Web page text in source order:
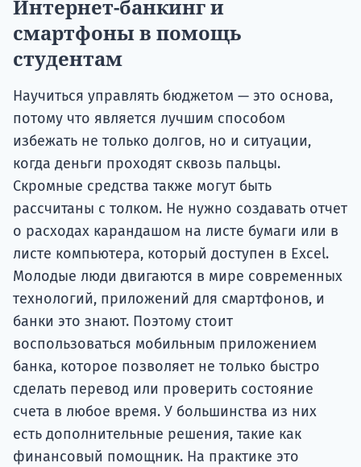
Интернет-банкинг и
смартфоны в помощь
студентам
Научиться управлять бюджетом — это основа,
потому что является лучшим способом
избежать не только долгов, но и ситуации,
когда деньги проходят сквозь пальцы.
Скромные средства также могут быть
рассчитаны с толком. Не нужно создавать отчет
о расходах карандашом на листе бумаги или в
листе компьютера, который доступен в Excel.
Молодые люди двигаются в мире современных
технологий, приложений для смартфонов, и
банки это знают. Поэтому стоит
воспользоваться мобильным приложением
банка, которое позволяет не только быстро
сделать перевод или проверить состояние
счета в любое время. У большинства из них
есть дополнительные решения, такие как
финансовый помощник. На практике это